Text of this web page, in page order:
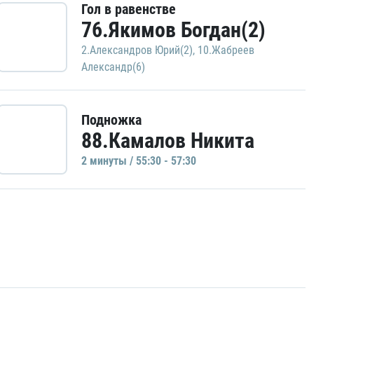
Гол в равенстве
76.Якимов Богдан(2)
2.Александров Юрий(2), 10.Жабреев
Александр(6)
Подножка
88.Камалов Никита
2 минуты / 55:30 - 57:30